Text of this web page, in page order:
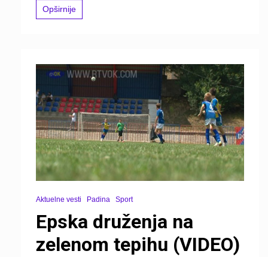
Opširnije
Aktuelne vesti Padina Sport
Epska druženja na
zelenom tepihu (VIDEO)